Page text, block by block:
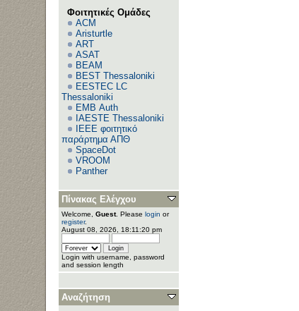
Φοιτητικές Ομάδες
ACM
Aristurtle
ART
ASAT
BEAM
BEST Thessaloniki
EESTEC LC
Thessaloniki
EΜΒ Auth
IAESTE Thessaloniki
IEEE φοιτητικό
παράρτημα ΑΠΘ
SpaceDot
VROOM
Panther
Πίνακας Ελέγχου
Welcome, Guest. Please login or
register.
August 08, 2026, 18:11:20 pm
Login with username, password
and session length
Αναζήτηση